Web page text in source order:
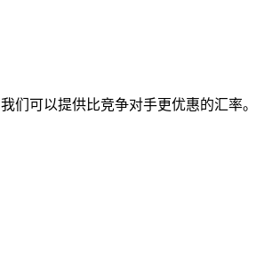
我们可以提供比竞争对手更优惠的汇率。